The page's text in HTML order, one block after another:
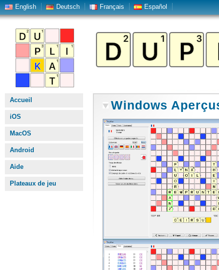
English Deutsch Français Español
Accueil
iOS
MacOS
Android
Aide
Plateaux de jeu
Windows